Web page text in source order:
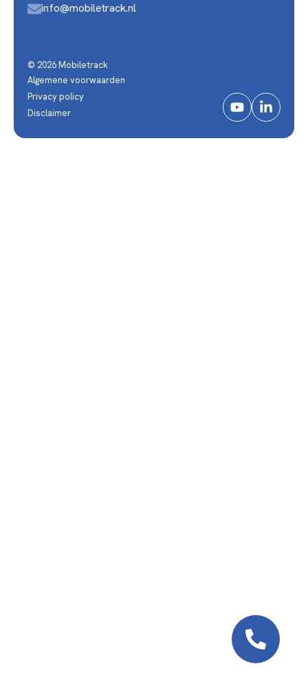
info@mobiletrack.nl
© 2026 Mobiletrack
Algemene voorwaarden
Privacy policy
Disclaimer